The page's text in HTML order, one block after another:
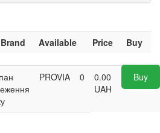
Brand Available Price Buy
PROVIA 0
0.00
UAH
Buy